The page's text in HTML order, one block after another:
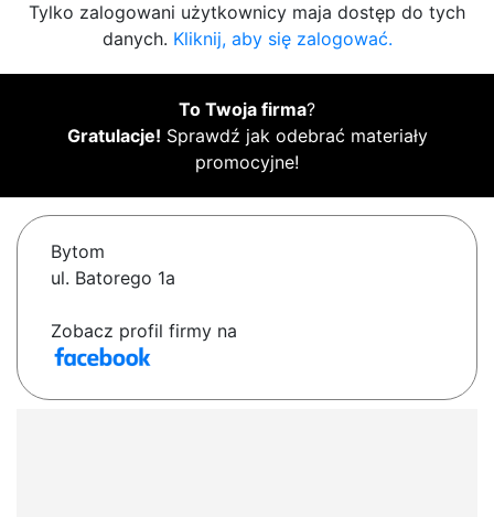
Tylko zalogowani użytkownicy maja dostęp do tych
danych. Kliknij, aby się zalogować.
To Twoja firma?
Gratulacje! Sprawdź jak odebrać materiały
promocyjne!
Bytom
ul. Batorego 1a
Zobacz profil firmy na